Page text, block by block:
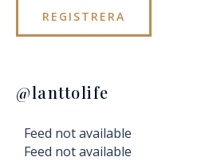
@lanttolife
Feed not available
Feed not available